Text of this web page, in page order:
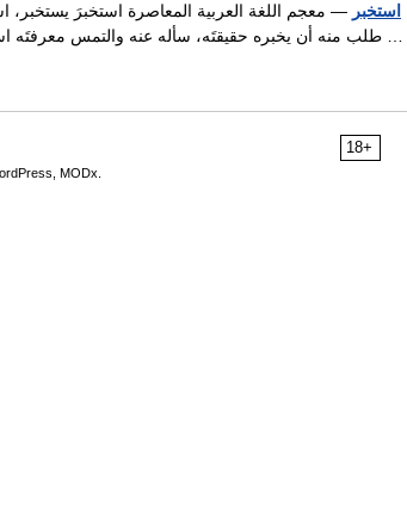
استخبر — معجم اللغة العربية المعاصرة استخبرَ يستخبر،
18+
MODx.